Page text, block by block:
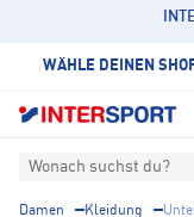
WÄHLE DEINEN
Wonach suchst du?
Damen Kleidung